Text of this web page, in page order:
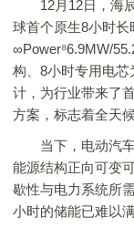
12月12日，海辰
球首个原生8小时
∞Power⁸6.9MW/
构、8小时专用电
计，为行业带来了
方案，标志着全天
当下，电动汽车
能源结构正向可变
歇性与电力系统所
小时的储能已难以